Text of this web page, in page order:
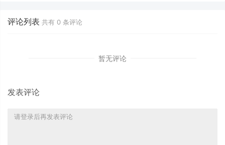
评论列表 共有 0 条评论
暂无评论
发表评论